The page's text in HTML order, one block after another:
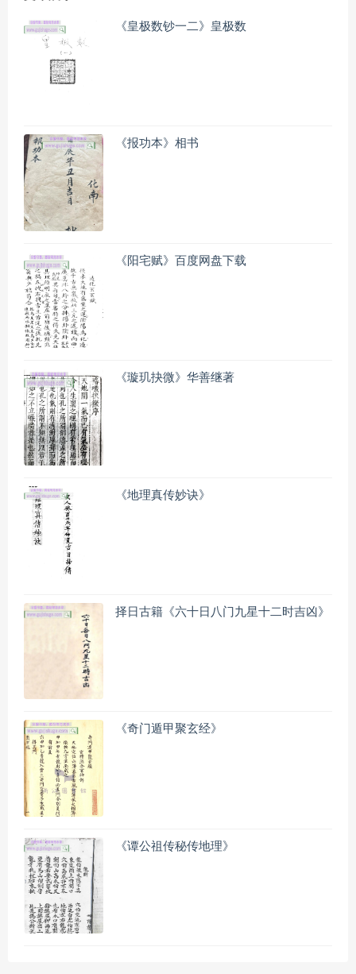
《皇极数钞一二》皇极数
《报功本》相书
《阳宅赋》百度网盘下载
《璇玑抉微》华善继著
《地理真传妙诀》
择日古籍《六十日八门九星十二时吉凶》
《奇门遁甲聚玄经》
《谭公祖传秘传地理》